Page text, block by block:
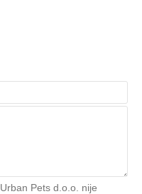
Urban Pets d.o.o. nije